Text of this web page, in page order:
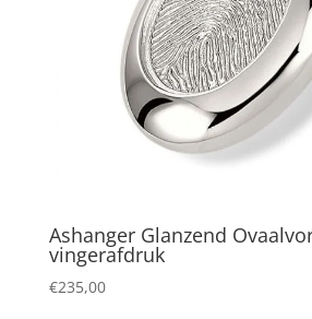
Ashanger Glanzend
vingerafdruk
€235,00